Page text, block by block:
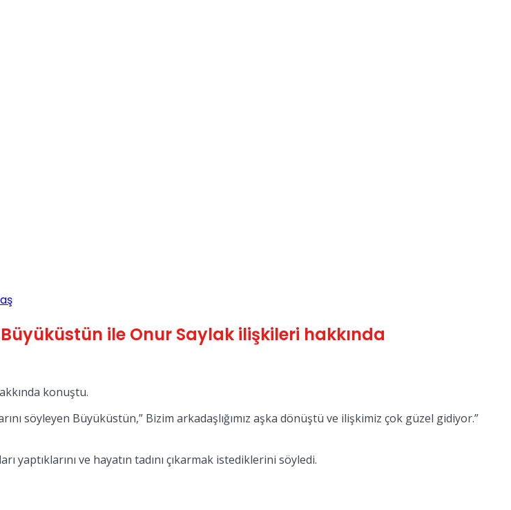
ile Onur Saylak ilişkileri hakkında
konuştu.
söyleyen Büyüküstün,” Bizim arkadaşlığımız aşka dönüştü ve ilişkimiz çok güzel gidiyor.”
ve hayatın tadını çıkarmak istediklerini söyledi.